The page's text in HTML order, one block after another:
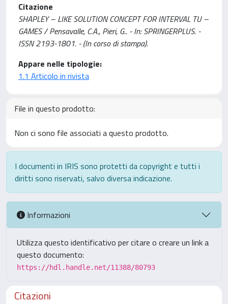
Citazione
SHAPLEY – LIKE SOLUTION CONCEPT FOR INTERVAL TU –
GAMES / Pensavalle, C.A., Pieri, G.. - In: SPRINGERPLUS. -
ISSN 2193-1801. - (In corso di stampa).
Appare nelle tipologie:
1.1 Articolo in rivista
File in questo prodotto:
Non ci sono file associati a questo prodotto.
I documenti in IRIS sono protetti da copyright e tutti i
diritti sono riservati, salvo diversa indicazione.
Informazioni
Utilizza questo identificativo per citare o creare un link a
questo documento:
https://hdl.handle.net/11388/80793
Citazioni